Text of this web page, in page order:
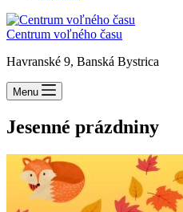
Centrum voľného času
Havranské 9, Banská Bystrica
Menu
Jesenné prázdniny